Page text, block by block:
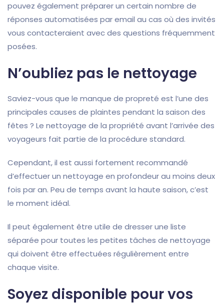
pouvez également préparer un certain nombre de
réponses automatisées par email au cas où des invités
vous contacteraient avec des questions fréquemment
posées.
N’oubliez pas le nettoyage
Saviez-vous que le manque de propreté est l’une des
principales causes de plaintes pendant la saison des
fêtes ? Le nettoyage de la propriété avant l’arrivée des
voyageurs fait partie de la procédure standard.
Cependant, il est aussi fortement recommandé
d’effectuer un nettoyage en profondeur au moins deux
fois par an. Peu de temps avant la haute saison, c’est
le moment idéal.
Il peut également être utile de dresser une liste
séparée pour toutes les petites tâches de nettoyage
qui doivent être effectuées régulièrement entre
chaque visite.
Soyez disponible pour vos